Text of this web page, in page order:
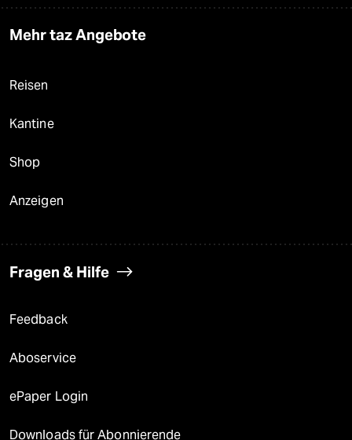
Mehr taz Angebote
Reisen
Kantine
Shop
Anzeigen
Fragen & Hilfe
Feedback
Aboservice
ePaper Login
Downloads für Abonnierende